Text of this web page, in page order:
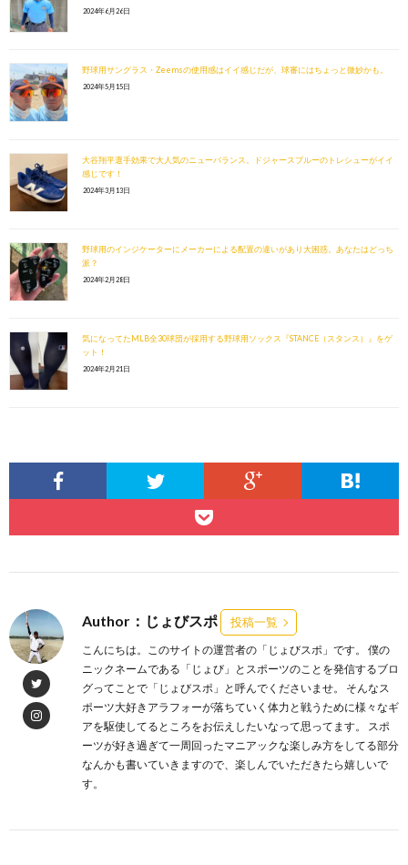
2024年6月26日
野球用サングラス・Zeemsの使用感はイイ感じだが、球審にはちょっと微妙かも。
2024年5月15日
大谷翔平選手効果で大人気のニューバランス。ドジャースブルーのトレシューがイイ
感じです！
2024年3月13日
野球用のインジケーターにメーカーによる配置の違いがあり大困惑。あなたはどっち
派？
2024年2月28日
気になってたMLB全30球団が採用する野球用ソックス『STANCE（スタンス）』をゲ
ット！
2024年2月21日
Author：じょびスポ 投稿一覧
こんにちは。このサイトの運営者の「じょびスポ」です。 僕の
ニックネームである「じょび」とスポーツのことを発信するブロ
グってことで「じょびスポ」と呼んでくださいませ。 そんなス
ポーツ大好きアラフォーが落ちていく体力と戦うために様々なギ
アを駆使してるところをお伝えしたいなって思ってます。 スポ
ーツが好き過ぎて一周回ったマニアックな楽しみ方をしてる部分
なんかも書いていきますので、楽しんでいただきたら嬉しいで
す。